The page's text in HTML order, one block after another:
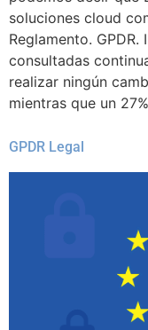
soluciones cloud
Reglamento.
consultadas
realizar ningún
mientras que un
GPDR Legal